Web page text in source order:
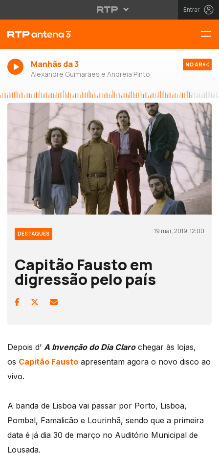
Entrar
Manhãs da 3
Alexandre Guimarães e Andreia Pinto
NO AR
DESTAQUES 19 mar, 2019, 12:00
Capitão Fausto em
digressão pelo país
Depois d’ A Invenção do Dia Clarochegar às lojas,
os Capitão Fausto apresentam agora o novo disco ao
vivo.
A banda de Lisboa vai passar por Porto, Lisboa,
Pombal, Famalicão e Lourinhã, sendo que a primeira
data é já dia 30 de março no Auditório Municipal de
Lousada.